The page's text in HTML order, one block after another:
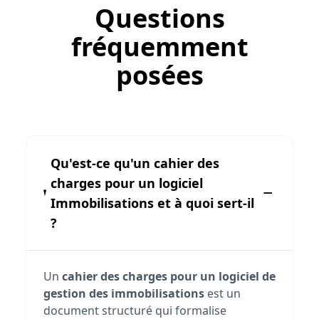
Questions
fréquemment
posées
Qu'est-ce qu'un cahier des
charges pour un logiciel
Immobilisations et à quoi sert-il
?
Un cahier des charges pour un logiciel de
gestion des immobilisations est un
document structuré qui formalise